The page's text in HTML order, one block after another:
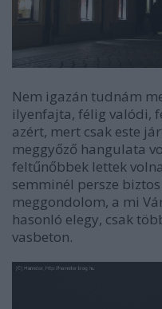
Nem igazán tudnám
ilyenfajta, félig valódi,
azért, mert csak este
meggyőző hangulata
feltűnőbbek lettek
semminél persze
meggondolom, a mi
hasonló elegy, csak
vasbeton.